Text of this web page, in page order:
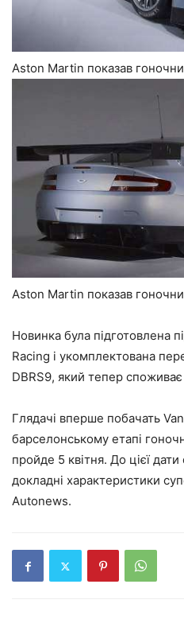
Aston Martin показав
Aston Martin показав
Новинка була підготовлена
Racing і укомплектована
DBRS9, який тепер споживає
Глядачі вперше побачать
барселонському етапі
пройде 5 квітня. До цієї дати
докладні характеристики
Autonews.